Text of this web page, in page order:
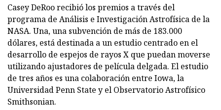
Casey DeRoo recibió los premios a través del
programa de Análisis e Investigación Astrofísica de la
NASA. Una, una subvención de más de 183.000
dólares, está destinada a un estudio centrado en el
desarrollo de espejos de rayos X que puedan moverse
utilizando ajustadores de película delgada. El estudio
de tres años es una colaboración entre Iowa, la
Universidad Penn State y el Observatorio Astrofísico
Smithsonian.